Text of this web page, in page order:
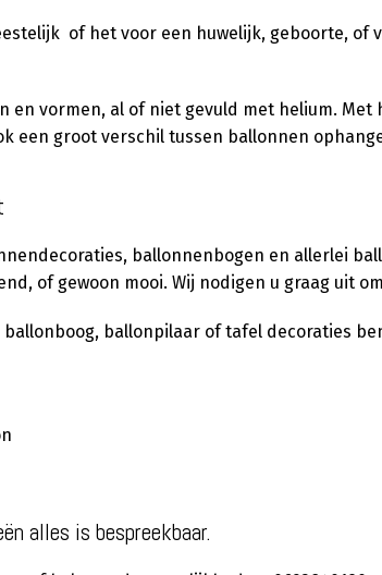
of het voor een huwelijk, geboorte,
en vormen, al of niet gevuld met helium.
een groot verschil tussen ballonnen
ballonnenbogen en allerlei
of gewoon mooi. Wij nodigen u graag uit
ballonboog, ballonpilaar of tafel decoraties
alles is bespreekbaar.